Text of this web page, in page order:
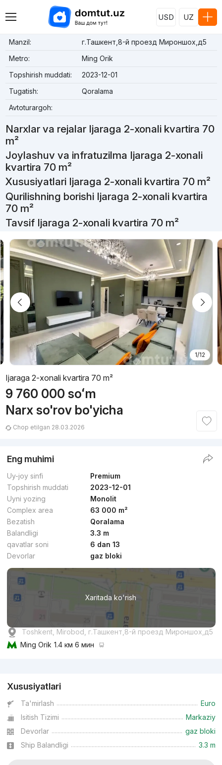
USD UZ
Manzil:
г.Ташкент,8-й проезд Мироншох,д5
Metro:
Ming Orik
Topshirish muddati:
2023-12-01
Tugatish:
Qoralama
Avtoturargoh:
Narxlar va rejalar Ijaraga 2-xonali kvartira 70
m²
Joylashuv va infratuzilma Ijaraga 2-xonali
kvartira 70 m²
Xususiyatlari Ijaraga 2-xonali kvartira 70 m²
Qurilishning borishi Ijaraga 2-xonali kvartira
70 m²
Tavsif Ijaraga 2-xonali kvartira 70 m²
1/12
Ijaraga 2-xonali kvartira 70 m²
9 760 000 soʻm
Narx so'rov bo'yicha
Chop etilgan 28.03.2026
Eng muhimi
Uy-joy sinfi
Premium
Topshirish muddati
2023-12-01
Uyni yozing
Monolit
Complex area
63 000 m²
Bezatish
Qoralama
Balandligi
3.3 m
qavatlar soni
6 dan 13
Devorlar
gaz bloki
Xaritada ko'rish
Toshkent, Mirobod, г.Ташкент,8-й проезд Мироншох,д5
Ming Orik 1.4 км 6 мин
Xususiyatlari
Ta'mirlash
Euro
Isitish Tizimi
Markaziy
Devorlar
gaz bloki
Ship Balandligi
3.3 m